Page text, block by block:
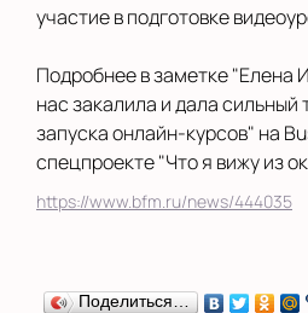
участие в подготовке
Подробнее в заметке "Елена
нас закалила и дала сильный
запуска онлайн-курсов" на
спецпроекте "Что я вижу из
https://www.bfm.ru/news/444035
Поделиться…